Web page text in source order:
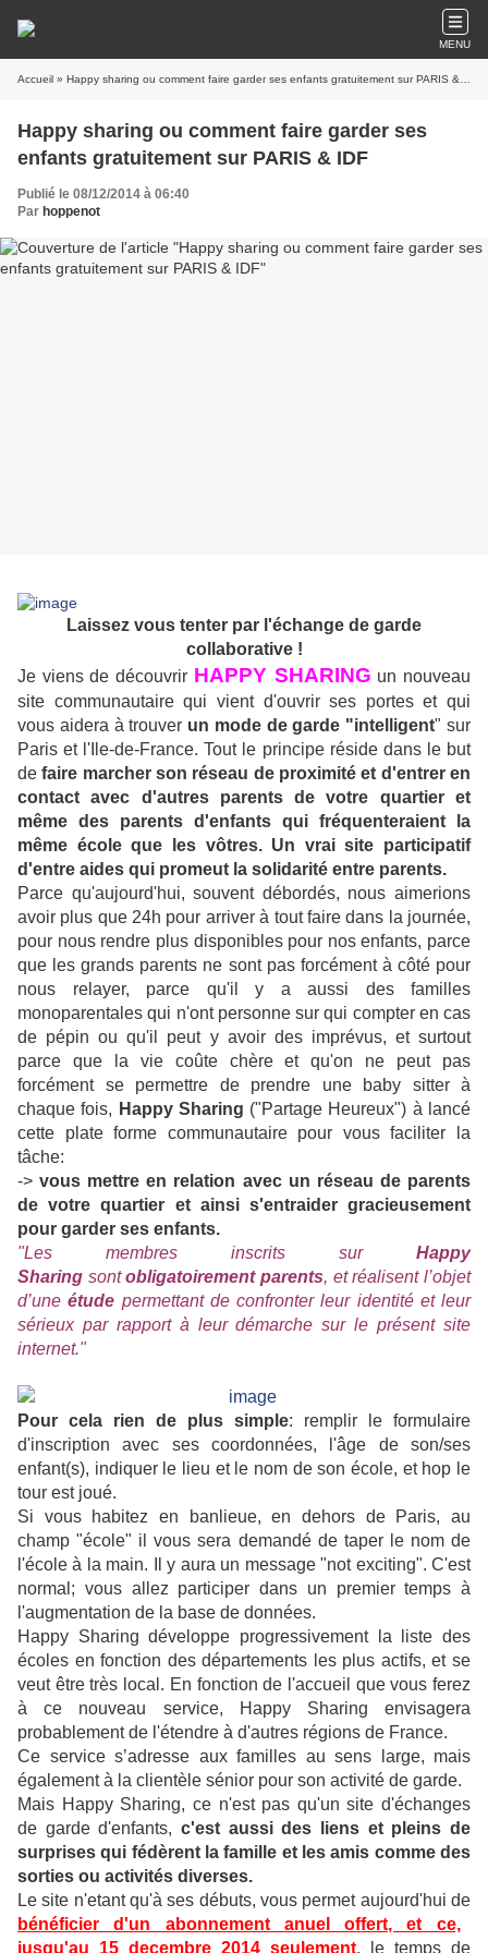
MENU
Accueil » Happy sharing ou comment faire garder ses enfants gratuitement sur PARIS & IDF
Happy sharing ou comment faire garder ses
enfants gratuitement sur PARIS & IDF
Publié le 08/12/2014 à 06:40
Par hoppenot
Laissez vous tenter par l'échange de garde
collaborative !
Je viens de découvrir HAPPY SHARING un nouveau
site communautaire qui vient d'ouvrir ses portes et qui
vous aidera à trouver un mode de garde "intelligent" sur
Paris et l'Ile-de-France. Tout le principe réside dans le but
defaire marcher son réseau de proximité et d'entrer en
contact avec d'autres parents de votre quartier et
même des parents d'enfants qui fréquenteraient la
même école que les vôtres. Un vrai site participatif
d'entre aides qui promeut la solidarité entre parents.
Parce qu'aujourd'hui, souvent débordés, nous aimerions
avoir plus que 24h pour arriver à tout faire dans la journée,
pour nous rendre plus disponibles pour nos enfants, parce
que les grands parents ne sont pas forcément à côté pour
nous relayer, parce qu'il y a aussi des familles
monoparentales qui n'ont personne sur qui compter en cas
de pépin ou qu'il peut y avoir des imprévus, et surtout
parce que la vie coûte chère et qu'on ne peut pas
forcément se permettre de prendre une baby sitter à
chaque fois, Happy Sharing ("Partage Heureux") à lancé
cette plate forme communautaire pour vous faciliter la
tâche:
->vous mettre en relation avec un réseau de parents
de votre quartier et ainsi s'entraider gracieusement
pour garder ses enfants.
"Les membres inscrits sur Happy
Sharing sontobligatoirement parents, et réalisent l’objet
d’uneétude permettant de confronter leur identité et leur
sérieux par rapport à leur démarche sur le présent site
internet."
Pour cela rien de plus simple: remplir le formulaire
d'inscription avec ses coordonnées, l'âge de son/ses
enfant(s), indiquer le lieu et le nom de son école, et hop le
tour est joué.
Si vous habitez en banlieue, en dehors de Paris, au
champ "école" il vous sera demandé de taper le nom de
l'école à la main. Il y aura un message "not exciting". C'est
normal; vous allez participer dans un premier temps à
l'augmentation de la base de données.
Happy Sharing développe progressivement la liste des
écoles en fonction des départements les plus actifs, et se
veut être très local. En fonction de l'accueil que vous ferez
à ce nouveau service, Happy Sharing envisagera
probablement de l'étendre à d'autres régions de France.
Ce service s’adresse aux familles au sens large, mais
également à la clientèle sénior pour son activité de garde.
Mais Happy Sharing, ce n'est pas qu'un site d'échanges
de garde d'enfants, c'est aussi des liens et pleins de
surprises qui fédèrent la famille et les amis comme des
sorties ou activités diverses.
Le site n'etant qu'à ses débuts, vous permet aujourd'hui de
bénéficier d'un abonnement anuel offert, et ce,
jusqu'au 15 decembre 2014 seulement, le temps de